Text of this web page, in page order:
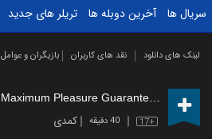
سریال ها
آخرین دوبله ها تریلر های جدید
لینک های دانلود نقد های کاربران بازیگران و عوامل
(2026
17+ 40 دقیقه کمدی